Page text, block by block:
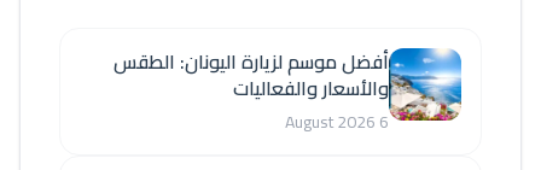
أفضل موسم لزيارة اليونان: الطقس
والأسعار والفعاليات
6 August 2026